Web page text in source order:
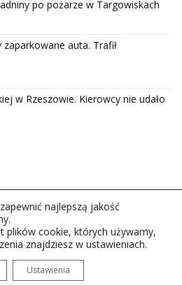
po pożarze w Targowiskach
zaparkowane auta. Trafił
w Rzeszowie. Kierowcy nie udało
Rzeszów S.A. w likwidacj.
najlepszą jakość
plików cookie, których używamy,
znajdziesz w ustawieniach.
Ustawienia